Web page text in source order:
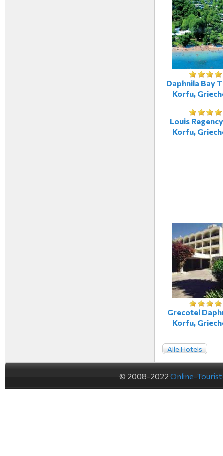
Daphnila Bay
Korfu,
Louis
Korfu,
Grecotel
Korfu,
Alle Hotels
© 2008-2022 Online-